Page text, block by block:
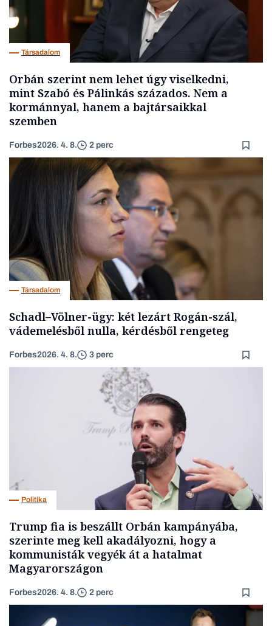
Társadalom
Orbán szerint nem lehet úgy viselkedni,
mint Szabó és Pálinkás százados. Nem a
kormánnyal, hanem a bajtársaikkal
szemben
Forbes2026. 4. 8. 2 perc
Társadalom
Schadl–Völner-ügy: két lezárt Rogán-szál,
vádemelésből nulla, kérdésből rengeteg
Forbes2026. 4. 8. 3 perc
Politika
Trump fia is beszállt Orbán kampányába,
szerinte meg kell akadályozni, hogy a
kommunisták vegyék át a hatalmat
Magyarországon
Forbes2026. 4. 8. 2 perc